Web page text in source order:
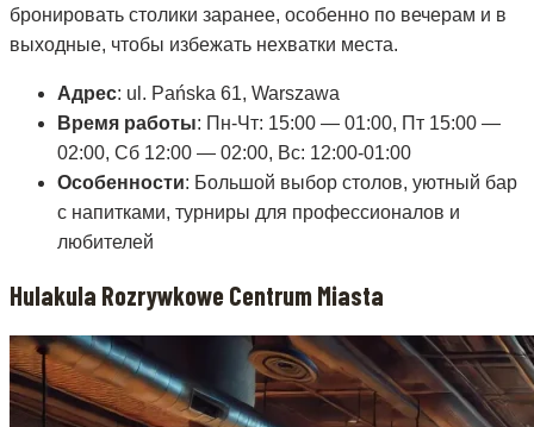
бронировать столики заранее, особенно по вечерам и в
выходные, чтобы избежать нехватки места.
Адрес: ul. Pańska 61, Warszawa
Время работы: Пн-Чт: 15:00 — 01:00, Пт 15:00 —
02:00, Сб 12:00 — 02:00, Вс: 12:00-01:00
Особенности: Большой выбор столов, уютный бар
с напитками, турниры для профессионалов и
любителей
Hulakula Rozrywkowe Centrum Miasta